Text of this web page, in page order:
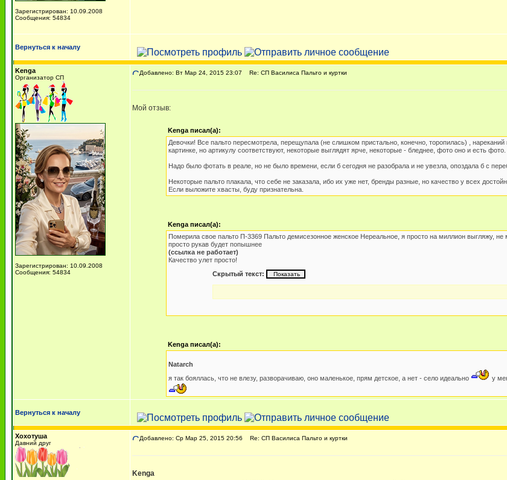
Зарегистрирован: 10.09.2008
Сообщения: 54834
Вернуться к началу
Kenga
Организатор СП
Зарегистрирован: 10.09.2008
Сообщения: 54834
Добавлено: Вт Мар 24, 2015 23:07 Re: СП Василиса Пальто и куртки
Мой отзыв:
Kenga писал(а):
Девочки! Все пальто пересмотрела, перещупала (не слишком пристально, конечно, торопилась) ,
картинке, но артикулу соответствуют, некоторые выглядят ярче, некоторые - бледнее, фото оно и есть фото.
Надо было фотать в реале, но не было времени, если б сегодня не разобрала и не увезла, опоздала б с
Некоторые пальто плакала, что себе не заказала, ибо их уже нет, бренды разные, но качество у всех
Если выложите хвасты, буду признательна.
Kenga писал(а):
Померила свое пальто П-3369 Пальто демисезонное женское Нереальное, я просто на миллион выгляжу,
просто рукав будет попышнее
(ссылка не работает)
Качество улет просто!
Скрытый текст:
Kenga писал(а):
Natarch
я так бояллась, что не влезу, разворачиваю, оно маленькое, прям детское, а нет - село идеально
у
Вернуться к началу
Хохотуша
Давний друг
Добавлено: Ср Мар 25, 2015 20:56 Re: СП Василиса Пальто и куртки
Kenga